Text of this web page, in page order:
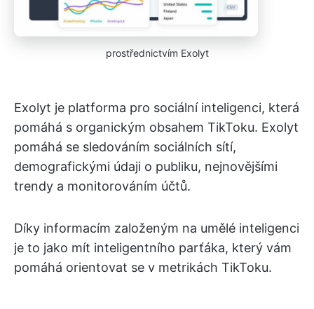
prostřednictvím Exolyt
Exolyt je platforma pro sociální inteligenci, která
pomáhá s organickým obsahem TikToku. Exolyt
pomáhá se sledováním sociálních sítí,
demografickými údaji o publiku, nejnovějšími
trendy a monitorováním účtů.
Díky informacím založeným na umělé inteligenci
je to jako mít inteligentního parťáka, který vám
pomáhá orientovat se v metrikách TikToku.